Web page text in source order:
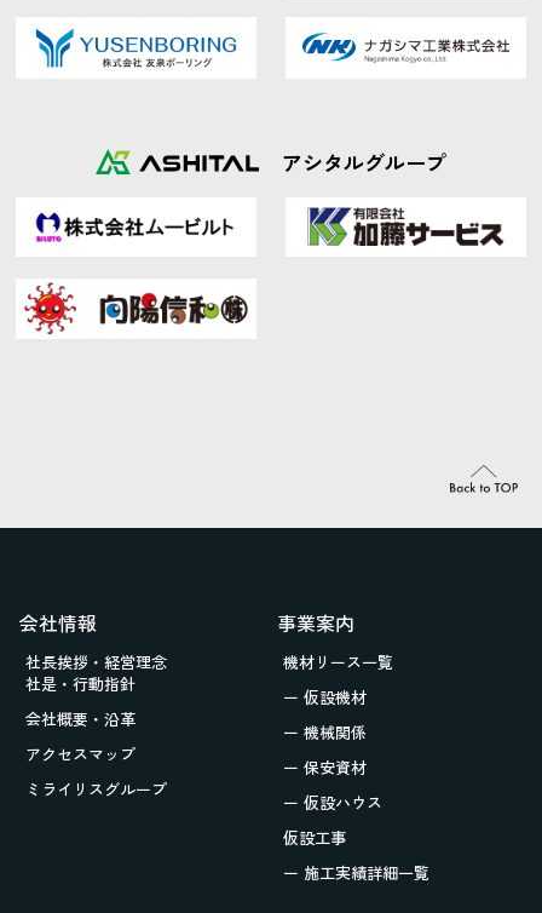
アシタルグループ
会社情報
社長挨拶・経営理念
社是・行動指針
会社概要・沿革
アクセスマップ
ミライリスグループ
事業案内
機材リース一覧
ー 仮設機材
ー 機械関係
ー 保安資材
ー 仮設ハウス
仮設工事
ー 施工実績詳細一覧